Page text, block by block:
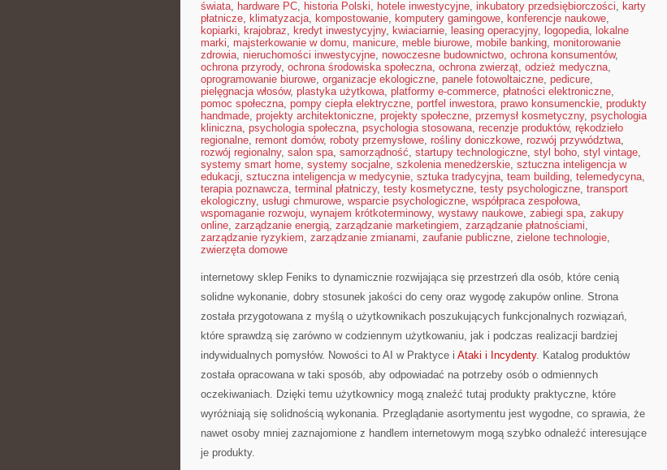
świata, hardware PC, historia Polski, hotele inwestycyjne, inkubatory przedsiębiorczości, karty
płatnicze, klimatyzacja, kompostowanie, komputery gamingowe, konferencje naukowe,
kopiarki, krajobraz, kredyt inwestycyjny, kwiaciarnie, leasing operacyjny, logopedia, lokalne
marki, majsterkowanie w domu, manicure, meble biurowe, mobile banking, monitorowanie
zdrowia, nieruchomości inwestycyjne, nowoczesne budownictwo, ochrona konsumentów,
ochrona przyrody, ochrona środowiska społeczna, ochrona zwierząt, odzież medyczna,
oprogramowanie biurowe, organizacje ekologiczne, panele fotowoltaiczne, pedicure,
pielęgnacja włosów, plastyka użytkowa, platformy e-commerce, płatności elektroniczne,
pomoc społeczna, pompy ciepła elektryczne, portfel inwestora, prawo konsumenckie, produkty
handmade, projekty architektoniczne, projekty społeczne, przemysł kosmetyczny, psychologia
kliniczna, psychologia społeczna, psychologia stosowana, recenzje produktów, rękodzieło
regionalne, remont domów, roboty przemysłowe, rośliny doniczkowe, rozwój przywództwa,
rozwój regionalny, salon spa, samorządność, startupy technologiczne, styl boho, styl vintage,
systemy smart home, systemy socjalne, szkolenia menedżerskie, sztuczna inteligencja w
edukacji, sztuczna inteligencja w medycynie, sztuka tradycyjna, team building, telemedycyna,
terapia poznawcza, terminal płatniczy, testy kosmetyczne, testy psychologiczne, transport
ekologiczny, usługi chmurowe, wsparcie psychologiczne, współpraca zespołowa,
wspomaganie rozwoju, wynajem krótkoterminowy, wystawy naukowe, zabiegi spa, zakupy
online, zarządzanie energią, zarządzanie marketingiem, zarządzanie płatnościami,
zarządzanie ryzykiem, zarządzanie zmianami, zaufanie publiczne, zielone technologie,
zwierzęta domowe
internetowy sklep Feniks to dynamicznie rozwijająca się przestrzeń dla osób, które cenią
solidne wykonanie, dobry stosunek jakości do ceny oraz wygodę zakupów online. Strona
została przygotowana z myślą o użytkownikach poszukujących funkcjonalnych rozwiązań,
które sprawdzą się zarówno w codziennym użytkowaniu, jak i podczas realizacji bardziej
indywidualnych pomysłów. Nowości to AI w Praktyce i Ataki i Incydenty. Katalog produktów
została opracowana w taki sposób, aby odpowiadać na potrzeby osób o odmiennych
oczekiwaniach. Dzięki temu użytkownicy mogą znaleźć tutaj produkty praktyczne, które
wyróżniają się solidnością wykonania. Przeglądanie asortymentu jest wygodne, co sprawia, że
nawet osoby mniej zaznajomione z handlem internetowym mogą szybko odnaleźć interesujące
je produkty.